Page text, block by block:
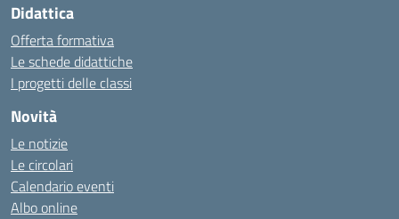
Didattica
Offerta formativa
Le schede didattiche
I progetti delle classi
Novità
Le notizie
Le circolari
Calendario eventi
Albo online